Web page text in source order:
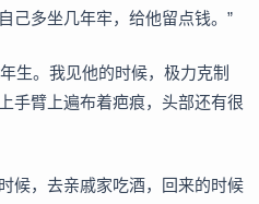
己多坐几年牢，给他留点钱。”
生。我见他的时候，极力克制
臂上遍布着疤痕，头部还有很
候，去亲戚家吃酒，回来的时候